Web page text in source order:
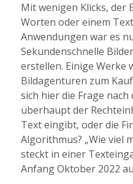
Mit wenigen Klicks, der
Worten oder einem
Anwendungen war es
Sekundenschnelle
erstellen. Einige Werke
Bildagenturen zum
sich hier die Frage
überhaupt der
Text eingibt, oder die
Algorithmus? „Wie viel
steckt in einer
Anfang Oktober 2022